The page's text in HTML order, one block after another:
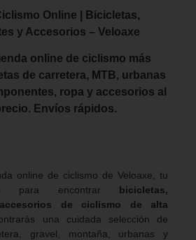
Online | Bicicletas,
y Accesorios – Veloaxe
online de ciclismo más
de carretera, MTB, urbanas
ropa y accesorios al
Envíos rápidos.
online de ciclismo de Veloaxe, tu
para encontrar bicicletas,
de ciclismo de alta
una cuidada selección de
gravel, montaña, urbanas y